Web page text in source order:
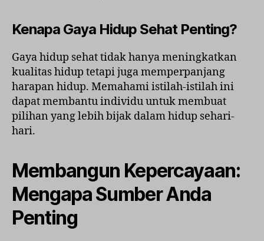
Kenapa Gaya Hidup Sehat Penting?
Gaya hidup sehat tidak hanya meningkatkan
kualitas hidup tetapi juga memperpanjang
harapan hidup. Memahami istilah-istilah ini
dapat membantu individu untuk membuat
pilihan yang lebih bijak dalam hidup sehari-
hari.
Membangun Kepercayaan:
Mengapa Sumber Anda
Penting